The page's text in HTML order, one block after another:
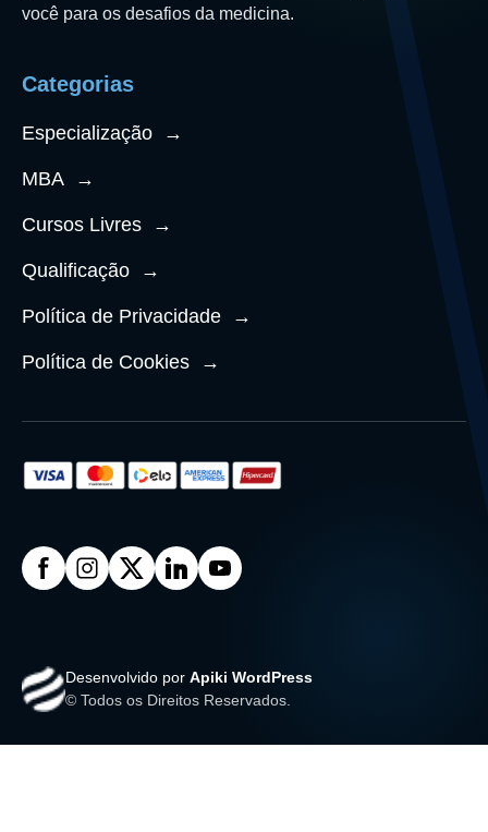
você para os desafios da medicina.
Categorias
Especialização →
MBA →
Cursos Livres →
Qualificação →
Política de Privacidade →
Política de Cookies →
Desenvolvido por Apiki WordPress
© Todos os Direitos Reservados.